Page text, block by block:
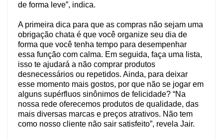
de forma leve”, indica.
A primeira dica para que as compras não sejam uma
obrigação chata é que você organize seu dia de
forma que você tenha tempo para desempenhar
essa função com calma. Em seguida, faça uma lista,
isso te ajudará a não comprar produtos
desnecessários ou repetidos. Ainda, para deixar
esse momento mais gostos, por que não se jogar em
alguns supérfluos sinônimos de felicidade? “Na
nossa rede oferecemos produtos de qualidade, das
mais diversas marcas e preços atrativos. Não tem
como nosso cliente não sair satisfeito”, revela Jair.